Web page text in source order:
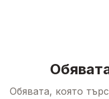
Обявата, която